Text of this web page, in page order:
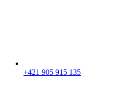
+421 905 915 135